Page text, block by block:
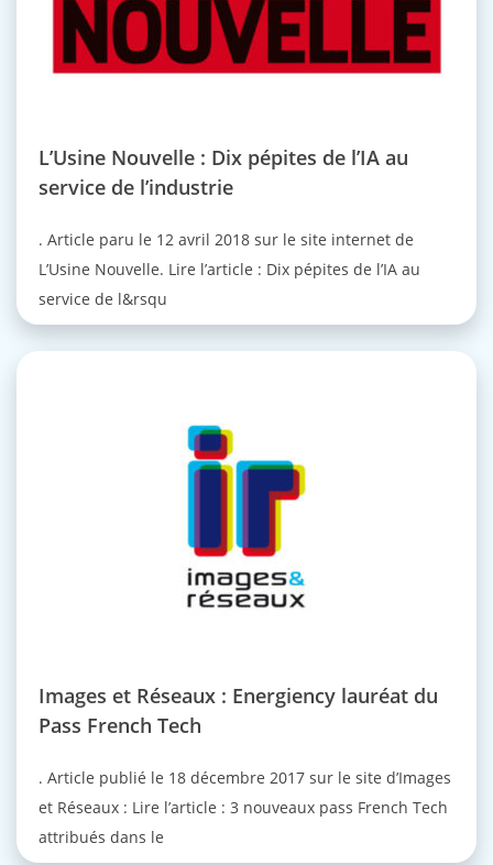
L’Usine Nouvelle : Dix pépites de l’IA au
service de l’industrie
. Article paru le 12 avril 2018 sur le site internet de
L’Usine Nouvelle. Lire l’article : Dix pépites de l’IA au
service de l&rsqu
Images et Réseaux : Energiency lauréat du
Pass French Tech
. Article publié le 18 décembre 2017 sur le site d’Images
et Réseaux : Lire l’article : 3 nouveaux pass French Tech
attribués dans le